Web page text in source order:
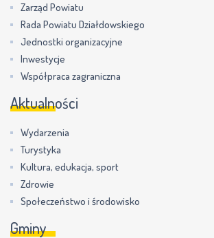
Zarząd Powiatu
Rada Powiatu Działdowskiego
Jednostki organizacyjne
Inwestycje
Współpraca zagraniczna
Aktualności
Wydarzenia
Turystyka
Kultura, edukacja, sport
Zdrowie
Społeczeństwo i środowisko
Gminy